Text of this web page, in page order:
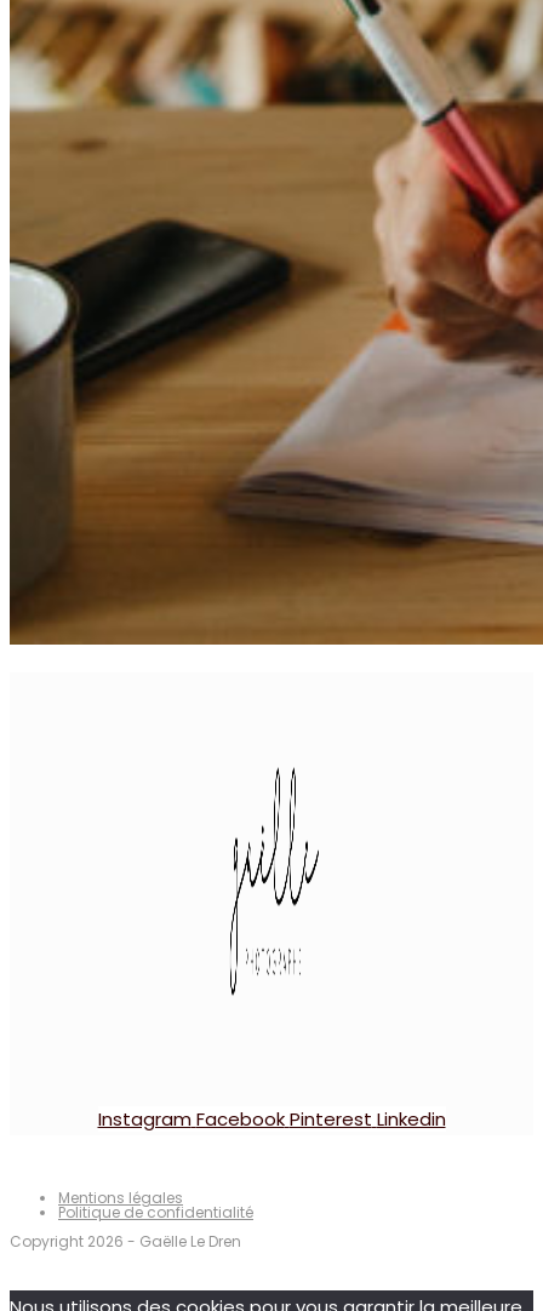
Instagram Facebook Pinterest Linkedin
Mentions légales
Politique de confidentialité
Copyright 2026 - Gaëlle Le Dren